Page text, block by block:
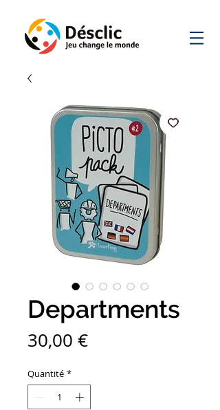
Departments
30,00 €Prix
Quantité *